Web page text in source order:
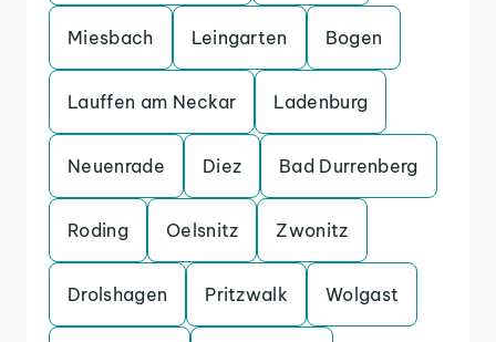
Miesbach Leingarten Bogen
Lauffen am Neckar Ladenburg
Neuenrade Diez Bad Durrenberg
Roding Oelsnitz Zwonitz
Drolshagen Pritzwalk Wolgast